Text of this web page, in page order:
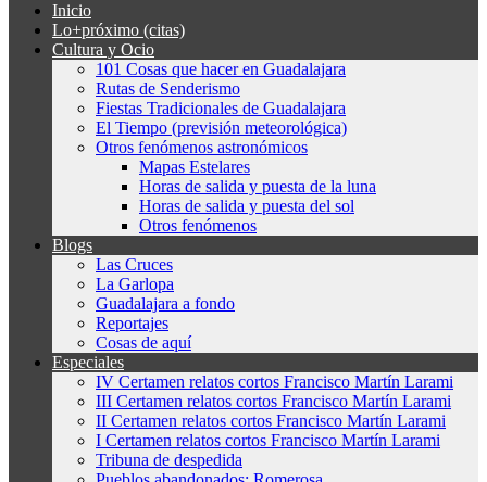
Inicio
Lo+próximo (citas)
Cultura y Ocio
101 Cosas que hacer en Guadalajara
Rutas de Senderismo
Fiestas Tradicionales de Guadalajara
El Tiempo (previsión meteorológica)
Otros fenómenos astronómicos
Mapas Estelares
Horas de salida y puesta de la luna
Horas de salida y puesta del sol
Otros fenómenos
Blogs
Las Cruces
La Garlopa
Guadalajara a fondo
Reportajes
Cosas de aquí
Especiales
IV Certamen relatos cortos Francisco Martín Larami
III Certamen relatos cortos Francisco Martín Larami
II Certamen relatos cortos Francisco Martín Larami
I Certamen relatos cortos Francisco Martín Larami
Tribuna de despedida